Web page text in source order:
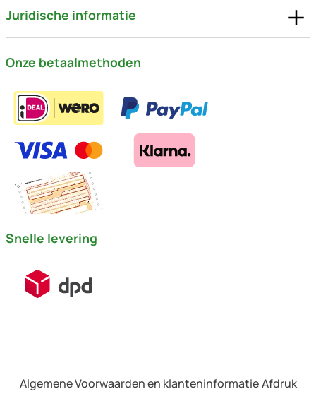
Juridische informatie
Onze betaalmethoden
Snelle levering
Algemene Voorwaarden en klanteninformatie Afdruk